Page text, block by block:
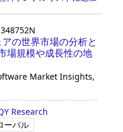
の世界市場の分析と
場規模や成長性の地
Market Insights,
Research
ーバル